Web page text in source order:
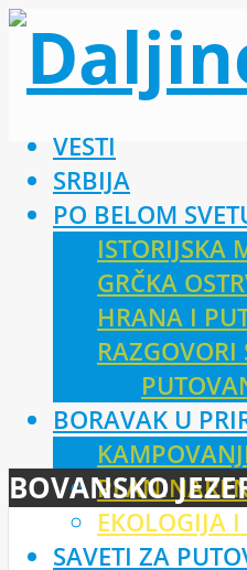
VESTI
SRBIJA
PO BELOM
ISTORIJSKA
GRČKA
HRANA I
BORAVAK U
EKOLOGIJA
SAVETI ZA
BOVANSKO